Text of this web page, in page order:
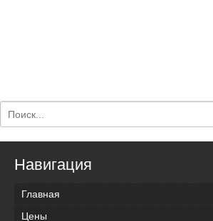
Навигация
Главная
Цены